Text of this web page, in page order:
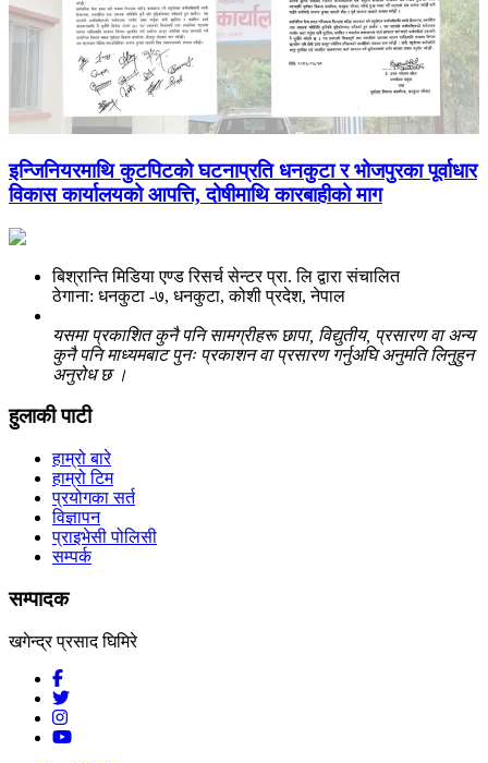
इन्जिनियरमाथि कुटपिटको घटनाप्रति धनकुटा र भोजपुरका पूर्वाधार
विकास कार्यालयको आपत्ति, दोषीमाथि कारबाहीको माग
बिश्रान्ति मिडिया एण्ड रिसर्च सेन्टर प्रा. लि द्वारा संचालित
ठेगाना: धनकुटा -७, धनकुटा, कोशी प्रदेश, नेपाल
यसमा प्रकाशित कुनै पनि सामग्रीहरू छापा, विद्युतीय, प्रसारण वा अन्य
कुनै पनि माध्यमबाट पुनः प्रकाशन वा प्रसारण गर्नुअघि अनुमति लिनुहुन
अनुरोध छ ।
हुलाकी पाटी
हाम्रो बारे
हाम्रो टिम
प्रयोगका सर्त
विज्ञापन
प्राइभेसी पोलिसी
सम्पर्क
सम्पादक
खगेन्द्र प्रसाद घिमिरे